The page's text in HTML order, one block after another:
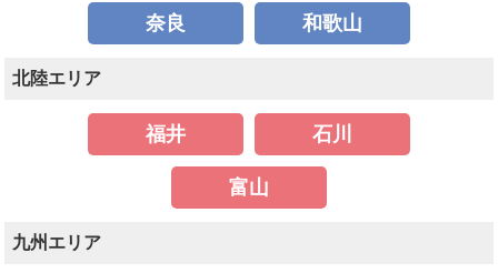
奈良 和歌山
北陸エリア
福井 石川
富山
九州エリア